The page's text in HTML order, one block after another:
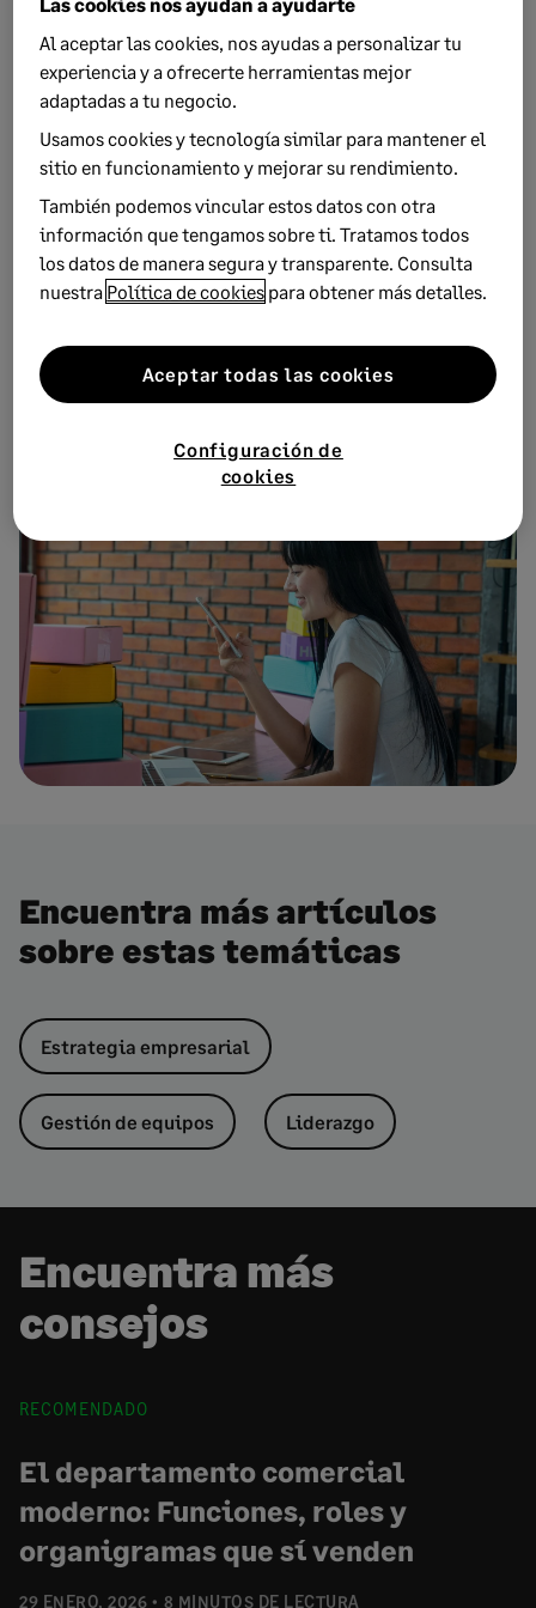
mencionaremos herramientas que te ayudarán a mejorar la
comunicación interna en la empresa.
Subscríbete a la newsletter de
Sage Advice
Recibe nuestros consejos más recientes
electrónico.
Suscríbete
Encuentra más artículos
sobre estas temáticas
Estrategia empresarial
Gestión de equipos Liderazgo
Encuentra más
consejos
RECOMENDADO
29 ENERO, 2026 8 MINUTOS DE LECTURA
El departamento comercial
moderno: Funciones, roles y
organigramas que sí venden
Al aceptar las cookies, nos ayudas a personalizar tu
experiencia y a ofrecerte herramientas mejor
adaptadas a tu negocio.
Usamos cookies y tecnología similar para mantener el
sitio en funcionamiento y mejorar su rendimiento.
También podemos vincular estos datos con otra
información que tengamos sobre ti. Tratamos todos
los datos de manera segura y transparente. Consulta
nuestra Política de cookies para obtener más detalles.
Configuración de
cookies
Aceptar todas las cookies